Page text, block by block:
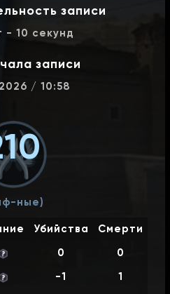
08-2026 / 08:24
08-2026 / 07:55
986
866 1139
записи
- 10 секунд
записи
/ 10:58
ные)
Убийства Смерти
0 0
-1 1